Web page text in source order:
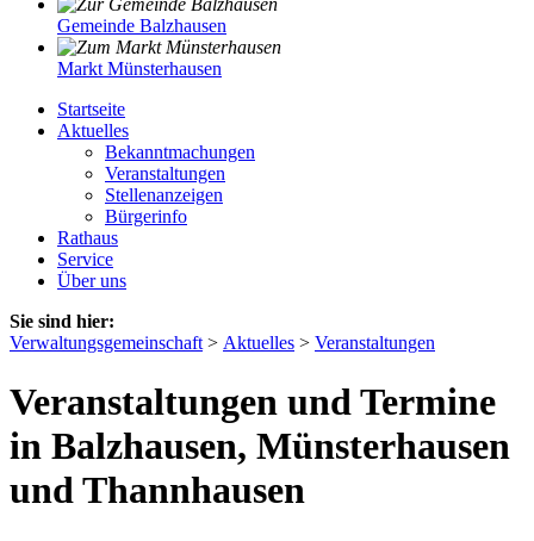
Gemeinde Balzhausen
Markt Münsterhausen
Startseite
Aktuelles
Bekanntmachungen
Veranstaltungen
Stellenanzeigen
Bürgerinfo
Rathaus
Service
Über uns
Sie sind hier:
Verwaltungsgemeinschaft > Aktuelles > Veranstaltungen
Veranstaltungen und Termine
in Balzhausen, Münsterhausen
und Thannhausen